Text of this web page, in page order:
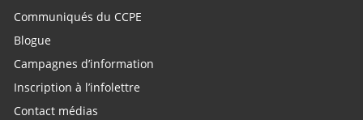
Communiqués du CCPE
Blogue
Campagnes d’information
Inscription à l’infolettre
Contact médias